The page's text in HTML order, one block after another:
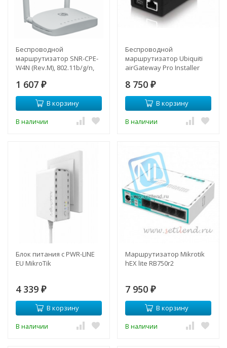
Беспроводной
маршрутизатор SNR-CPE-
W4N (Rev.M), 802.11b/g/n,
1 607 ₽
В корзину
В наличии
Беспроводной
маршрутизатор Ubiquiti
airGateway Pro Installer
8 750 ₽
В корзину
В наличии
Блок питания с PWR-LINE
EU MikroTik
4 339 ₽
В корзину
В наличии
Маршрутизатор Mikrotik
hEX lite RB750r2
7 950 ₽
В корзину
В наличии